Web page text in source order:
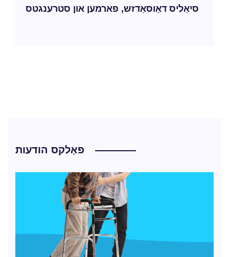
סיאַליס דאָוסאַדזש, פארמען און סטרענגטס
פאָלקס הודעות